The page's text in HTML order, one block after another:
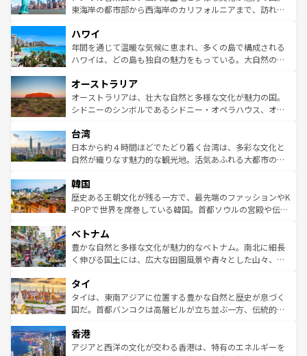
ことができる。国民の所得が高いため物価も高いが、旅行
ば市内交通費無料で観光を楽しむこともできる。 なお、新
着のスイス情報はコンテンツ一覧 を参照してほしい。
東海岸の都市部から西海岸のカリフォルニアまで、訪れる
のような巨大都市は、観光、ショッピング、エンターテイ
ンメントが詰まった刺激的なスポットだ。一方、アメリカ
西部には大自然が広がり、グランドキャニオンやイエロー
部のニューオーリンズでは、音楽と美食が融合した独特の
文化が魅力。旅行者はアメリカの各地域で異なる魅力を楽
しみながら、その多様性と豊かな歴史を感じることができ
ならではの贅沢な旅のスタイルだ。 なお、新着のアメリカ
情報はコンテンツ一覧を参照してほしい。
ハワイ
年間を通じて温暖な気候に恵まれ、多くの島で構成される
ハワイは、どの島も独自の魅力をもっている。大自然の神
ワイ島は見逃せない。また、定番の観光地といえばオアフ
島だが、静かな自然を求めるならマウイ島やカウアイ島が
おすすめ。エメラルドグリーンに輝く海をはじめ、豊かな
れるおもてなしの心で訪れる人々を迎えてくれるハワイの
人々、おいしいローカルフードやハワイアンミュージッ
ク、伝統的なフラダンスなど、すべてがハワイの魅力を彩
ワイを、存分に味わってほしい。 なお、新着のハワイ情報
はコンテンツ一覧を参照してほしい。
オーストラリア
オーストラリアは、壮大な自然と多様な文化が魅力の国。
シドニーのシンボルであるシドニー・オペラハウス、オー
リアリーフや大陸中央部にそびえるウルル（エアーズロッ
ク）、タスマニアの美しい原生林やケアンズの熱帯雨林な
ど、見どころがたくさん。また、カフェやワイン、オージ
いる。アクティビティも充実しており、サーフィンやダイ
ビング、ハイキングなど、アウトドア好きにはたまらな
い。オーストラリアの多彩な魅力を存分に味わいつくそ
参照してほしい。
台湾
日本から約４時間ほどでたどり着く台湾は、多彩な文化と
自然が織りなす魅力的な観光地。活気あふれる大都市の台
ン）、静ひつな山岳地帯である台湾東部など、都市の喧騒
と山間の静けさが共存しており、訪れる人に新しい発見と
驚きをもたらしてくれる。また、奥深い台湾の食文化も魅
容にもいいと評判のスイーツなど、バラエティ豊かな料理
が味わえる。 なお、新着の台湾情報は コンテンツ一覧を参
照してほしい。
韓国
歴史ある王朝文化が残る一方で、最先端のファッションやK
-POPで世界を席巻している韓国。首都ソウルの宮殿や伝統
き、地方に足を延ばせば四季折々の自然美を楽しむことが
できる。そして、キムチや焼肉、絶品のストリートフード
まで、さまざまな韓国料理が待っている。夜には、韓国な
リティに包まれながら、韓国の多彩な魅力を心ゆくまで味
わってみてほしい。 なお、新着の韓国情報はコンテンツ一
覧を参照してほしい。
ベトナム
豊かな自然と多様な文化が魅力的なベトナム。南北に細長
く伸びる国土には、広大な田園風景や青々とした山々、世
急速な発展と共に伝統が息づく。ハノイの古い町並みやホ
ーチミン市のフランス統治時代の建物も、独特の雰囲気を
醸し出している。また、バラエティの豊かさとおいしさで
とつ。フォーやバインミー、ベトナムコーヒーなどは、ぜ
ひ現地で味わいたい。どの地域を訪れてもあたたかい人々
タイ
タイは、東南アジアに位置する豊かな自然と歴史が息づく
国だ。首都バンコクは高層ビルが立ち並ぶ一方、伝統的な
の活気が交差している。北部ではチェンマイなどの山岳地
帯で自然と触れ合い、南部ではプーケットやクラビの美し
香港
アジアと西洋の文化が交わる香港は、特有のエネルギーを